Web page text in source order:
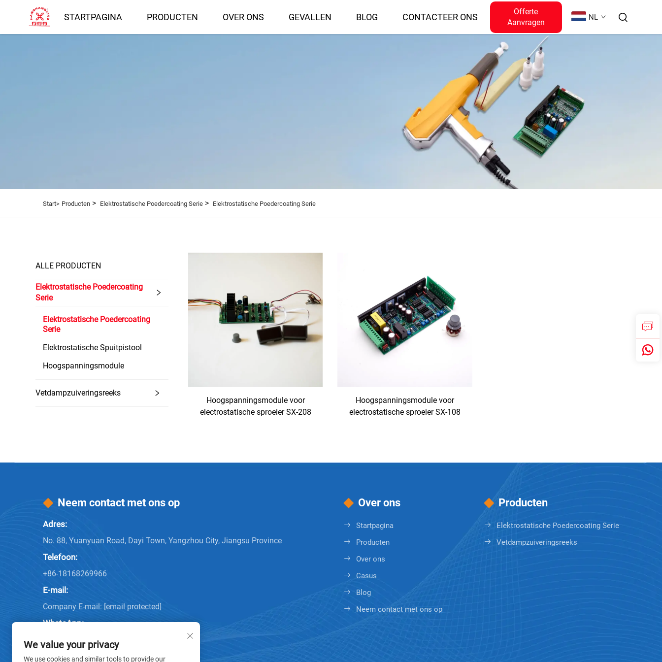
STARTPAGINA PRODUCTEN OVER ONS GEVALLEN BLOG CONTACTEER ONS
Offerte
Aanvragen
NL
Start> Producten > Elektrostatische Poedercoating Serie > Elektrostatische Poedercoating Serie
ALLE PRODUCTEN
Elektrostatische Poedercoating
Serie
Elektrostatische Poedercoating
Serie
Elektrostatische Spuitpistool
Hoogspanningsmodule
Vetdampzuiveringsreeks
Hoogspanningsmodule voor
electrostatische sproeier SX-208
Hoogspanningsmodule voor
electrostatische sproeier SX-108
Neem contact met ons op
Adres:
No. 88, Yuanyuan Road, Dayi Town, Yangzhou City, Jiangsu Province
Telefoon:
+86-18168269966
E-mail:
Company E-mail: [email protected]
WhatsApp:
8618168269966
Over ons
Startpagina
Producten
Over ons
Casus
Blog
Neem contact met ons op
Producten
Elektrostatische Poedercoating Serie
Vetdampzuiveringsreeks
We value your privacy
We use cookies and similar tools to provide our